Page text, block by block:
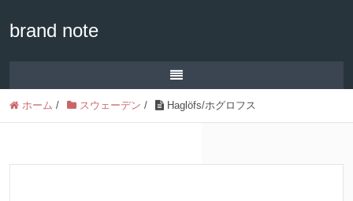
brand note
ホーム / スウェーデン / Haglöfs/ホグロフス